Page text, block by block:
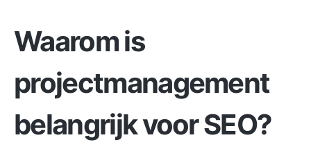
Waarom is
projectmanagement
belangrijk voor SEO?